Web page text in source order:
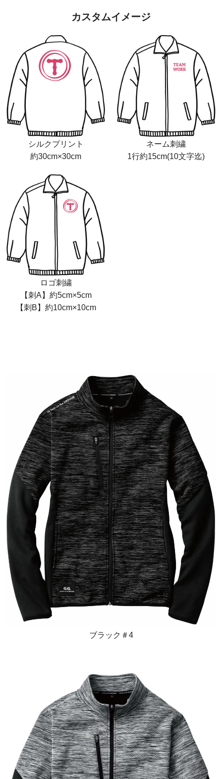
カスタムイメージ
シルクプリント
約30cm×30cm
ネーム刺繍
1行約15cm(10文字迄)
ロゴ刺繍
【刺A】約5cm×5cm
【刺B】約10cm×10cm
ブラック＃4